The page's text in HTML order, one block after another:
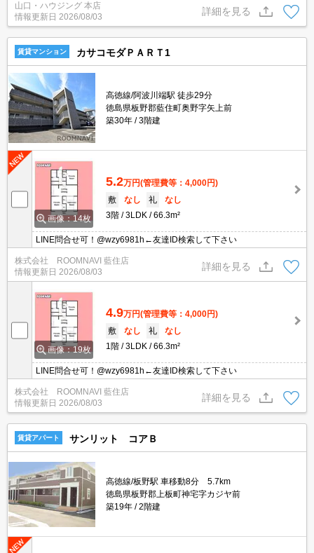
す♪ インターネット使用料無料、ペット可になっております。 是非
一度お気軽にお問合せくださいませ。
山口・ハウジング 本店
情報更新日 2026/08/03
詳細を見る
賃貸マンション カサコモダＰＡＲＴ1
高徳線/阿波川端駅 徒歩29分
徳島県板野郡藍住町奥野字矢上前
築30年
3階建
画像：14枚
5.2万円(管理費等：4,000円)
敷
なし 礼
なし
3階
3LDK 66.3m²
LINE問合せ可！@wzy6981h←友達ID検索して下さい
株式会社 ROOMNAVI 藍住店
情報更新日 2026/08/03
詳細を見る
画像：19枚
4.9万円(管理費等：4,000円)
敷
なし 礼
なし
1階
3LDK 66.3m²
LINE問合せ可！@wzy6981h←友達ID検索して下さい
株式会社 ROOMNAVI 藍住店
情報更新日 2026/08/03
詳細を見る
賃貸アパート サンリット コアＢ
高徳線/板野駅 車移動8分 5.7km
徳島県板野郡上板町神宅字カジヤ前
築19年
2階建